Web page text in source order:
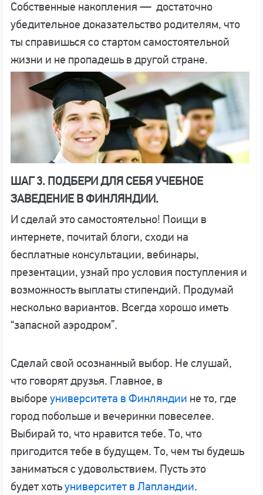
Собственные накопления — достаточно
убедительное доказательство родителям, что
ты справишься со стартом самостоятельной
жизни и не пропадешь в другой стране.
ШАГ 3. ПОДБЕРИ ДЛЯ СЕБЯ УЧЕБНОЕ
ЗАВЕДЕНИЕ В ФИНЛЯНДИИ.
И сделай это самостоятельно! Поищи в
интернете, почитай блоги, сходи на
бесплатные консультации, вебинары,
презентации, узнай про условия поступления и
возможность выплаты стипендий. Продумай
несколько вариантов. Всегда хорошо иметь
“запасной аэродром”.
Сделай свой осознанный выбор. Не слушай,
что говорят друзья. Главное, в
выборе университета в Финляндии не то, где
город побольше и вечеринки повеселее.
Выбирай то, что нравится тебе. То, что
пригодится тебе в будущем. То, чем ты будешь
заниматься с удовольствием. Пусть это
будет хотьуниверситет в Лапландии.